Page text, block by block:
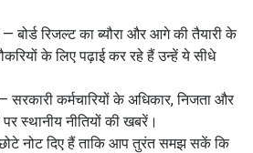
— बोर्ड रिजल्ट का ब्यौरा और आगे की तैयारी के
के लिए पढ़ाई कर रहे हैं उन्हें ये सीधे
सरकारी कर्मचारियों के अधिकार, निजता और
स्थानीय नीतियों की खबरें।
नोट दिए हैं ताकि आप तुरंत समझ सकें कि